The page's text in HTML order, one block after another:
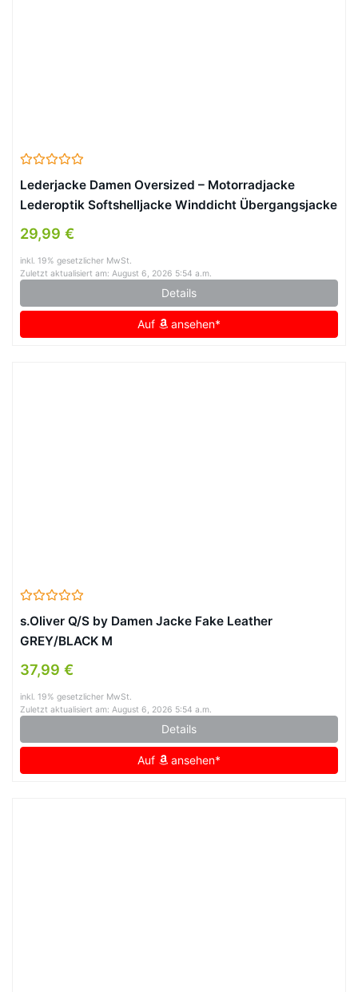
Lederjacke Damen Oversized – Motorradjacke
Lederoptik Softshelljacke Winddicht Übergangsjacke
Reverskragen Sweatjacke Hip Hop Bikejacke Festlich
Damenjacken Aesthetic Streetwear (Black, L)
29,99 €
inkl. 19% gesetzlicher MwSt.
Zuletzt aktualisiert am: August 6, 2026 5:54 a.m.
Details
Auf ansehen*
s.Oliver Q/S by Damen Jacke Fake Leather
GREY/BLACK M
37,99 €
inkl. 19% gesetzlicher MwSt.
Zuletzt aktualisiert am: August 6, 2026 5:54 a.m.
Details
Auf ansehen*